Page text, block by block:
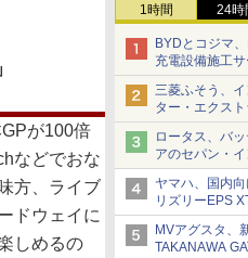
1時間 24時
BYDとコジマ
充電設備施工
車の展示・試
三菱ふそう、
ター・エクス
ックベースの
ロータス、バ
アのセパン・
のBEV最速タ
ヤマハ、国内
リズリーEPS
MVアグスタ、
TAKANAWA
が100倍
などでおな
方、ライブ
ドウェイに
しめるの